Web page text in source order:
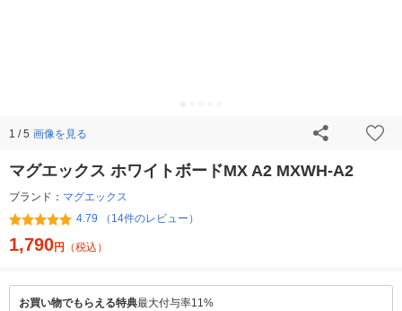
1 / 5 画像を見る
マグエックス ホワイトボードMX A2 MXWH-A2
ブランド： マグエックス
4.79 （14件のレビュー）
1,790円 （税込）
お買い物でもらえる特典最大付与率11%